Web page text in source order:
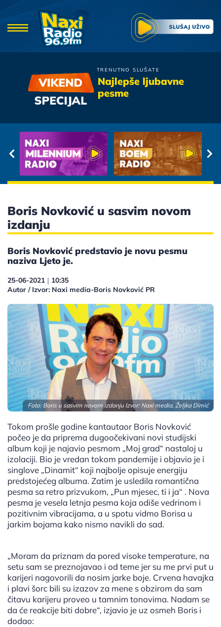
TRENUTNO SLUŠATE
Najlepše ljubavne
pesme
Piloti
Boris Novković u sasvim novom
izdanju
Boris Novković predstavio je novu pesmu
naziva Ljeto je.
25-06-2021 | 10:35
Autor / Izvor: Naxi media-Boris Novković PR
Foto: Boris u sasvim novom izdanju Izvor: Naxi media, Željka Dimić
Tokom prošle godine kantautaor Boris Novković
počeo je da priprema dugoočekivani novi studijski
album koji je najavio pesmom „Moj grad“ nastaloj u
izolaciji. Bio je vredan tokom pandemije i objavio je i
singlove „Dinamit“ koji najbolje opisuje energiju
predstojećeg albuma. Zatim je usledila romantična
pesma sa retro prizvukom, „Pun mjesec, ti i ja“ . Nova
pesma je vesela letnja pesma koja odiše vedrinom i
pozitivnim vibracijama, a u spotu vidmo Borisa u
jarkim bojama kako nismo navikli do sad.
„Moram da priznam da pored visoke temperature, na
setu sam se preznojavao i od teme jer su me prvi put u
karijeri nagovorili da nosim jarke boje. Crvena havajka
i plavi šorc bili su izazov za mene s obzirom da sam
čitavu karijeru proveo u tamnim tonovima. Nadam se
da će reakcije biti dobre“, izjavio je uz osmeh Boris i
dodao: